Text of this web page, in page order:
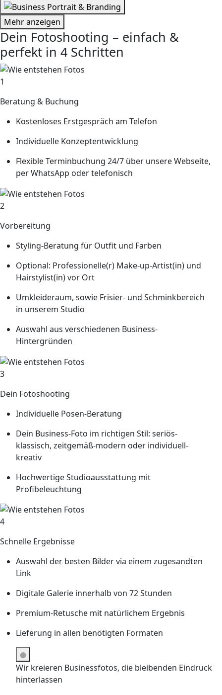
Mehr anzeigen
Dein Fotoshooting – einfach &
perfekt in 4 Schritten
1
Beratung & Buchung
Kostenloses Erstgespräch am Telefon
Individuelle Konzeptentwicklung
Flexible Terminbuchung 24/7 über unsere Webseite,
per WhatsApp oder telefonisch
2
Vorbereitung
Styling-Beratung für Outfit und Farben
Optional: Professionelle(r) Make-up-Artist(in) und
Hairstylist(in) vor Ort
Umkleideraum, sowie Frisier- und Schminkbereich
in unserem Studio
Auswahl aus verschiedenen Business-
Hintergründen
3
Dein Fotoshooting
Individuelle Posen-Beratung
Dein Business-Foto im richtigen Stil: seriös-
klassisch, zeitgemäß-modern oder individuell-
kreativ
Hochwertige Studioausstattung mit
Profibeleuchtung
4
Schnelle Ergebnisse
Auswahl der besten Bilder via einem zugesandten
Link
Digitale Galerie innerhalb von 72 Stunden
Premium-Retusche mit natürlichem Ergebnis
Lieferung in allen benötigten Formaten
Wir kreieren Businessfotos, die bleibenden Eindruck
hinterlassen